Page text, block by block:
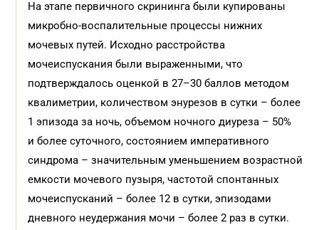
На этапе первичного скрининга были купированы
микробно-воспалительные процессы нижних
мочевых путей. Исходно расстройства
мочеиспускания были выраженными, что
подтверждалось оценкой в 27–30 баллов методом
квалиметрии, количеством энурезов в сутки – более
1 эпизода за ночь, объемом ночного диуреза – 50%
и более суточного, состоянием императивного
синдрома – значительным уменьшением возрастной
емкости мочевого пузыря, частотой спонтанных
мочеиспусканий – более 12 в сутки, эпизодами
дневного неудержания мочи – более 2 раз в сутки.